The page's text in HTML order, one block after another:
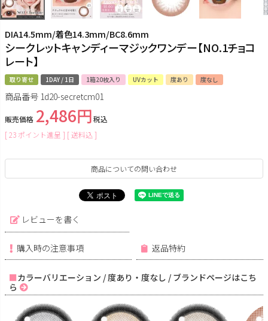
DIA14.5mm/着色14.3mm/BC8.6mm
シークレットキャンディーマジックワンデー【NO.1チョコ
レート】
取り寄せ 1DAY / 1日 1箱20枚入り UVカット 度あり 度なし
商品番号 1d20-secretcm01
販売価格 2,486
税込
[23 ポイント進呈 ] 送料込
商品についての問い合わせ
レビューを書く
購入時の注意事項 返品特約
カラーバリエーション / 度あり・度なし / ブランドページはこち
ら